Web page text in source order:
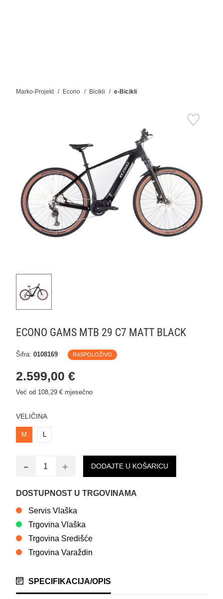
Marko-Projekt Econo Bicikli e-Bicikli
ECONO GAMS MTB 29 C7 MATT BLACK
Šifra: 0108169 RASPOLOŽIVO
2.599,00 €
Već od 108,29 € mjesečno
VELIČINA
M L
- + DODAJTE U KOŠARICU
DOSTUPNOST U TRGOVINAMA
Servis Vlaška
Trgovina Vlaška
Trgovina Središće
Trgovina Varaždin
SPECIFIKACIJA/OPIS